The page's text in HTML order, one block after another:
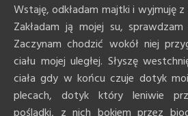
Wstaję, odkładam majtki i wyjmuję
Zakładam ją mojej su,
Zaczynam chodzić wokół niej
ciału mojej uległej. Słyszę
ciała gdy w końcu czuje dotyk
plecach, dotyk który leniwie